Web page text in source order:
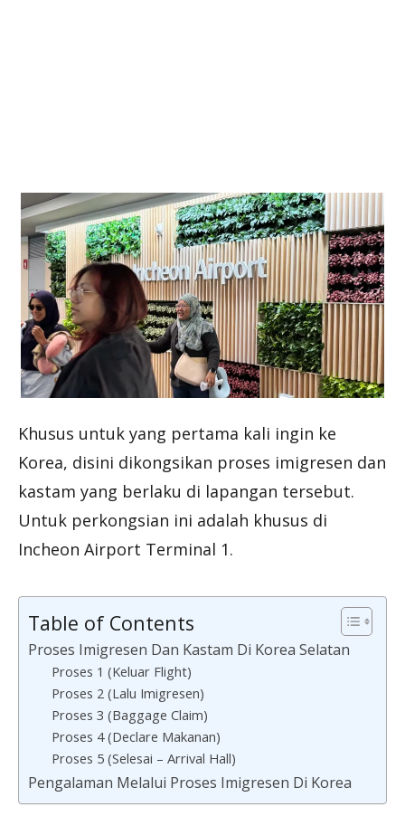
Khusus untuk yang pertama kali ingin ke
Korea, disini dikongsikan proses imigresen dan
kastam yang berlaku di lapangan tersebut.
Untuk perkongsian ini adalah khusus di
Incheon Airport Terminal 1.
Table of Contents
Proses Imigresen Dan Kastam Di Korea Selatan
Proses 1 (Keluar Flight)
Proses 2 (Lalu Imigresen)
Proses 3 (Baggage Claim)
Proses 4 (Declare Makanan)
Proses 5 (Selesai – Arrival Hall)
Pengalaman Melalui Proses Imigresen Di Korea